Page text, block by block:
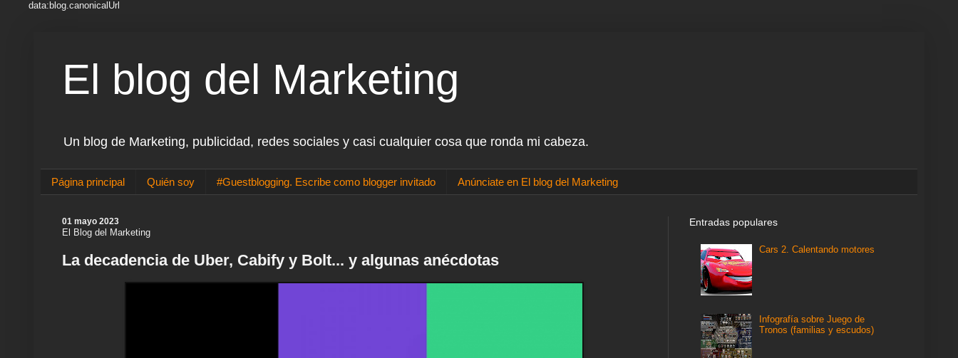
data:blog.canonicalUrl
El blog del Marketing
Un blog de Marketing, publicidad, redes sociales y casi cualquier cosa que ronda mi cabeza.
Página principal Quién soy #Guestblogging. Escribe como blogger invitado Anúnciate en El blog del Marketing
01 mayo 2023
El Blog del Marketing
La decadencia de Uber, Cabify y Bolt... y algunas anécdotas
Entradas populares
Cars 2. Calentando motores
Infografía sobre Juego de
Tronos (familias y escudos)